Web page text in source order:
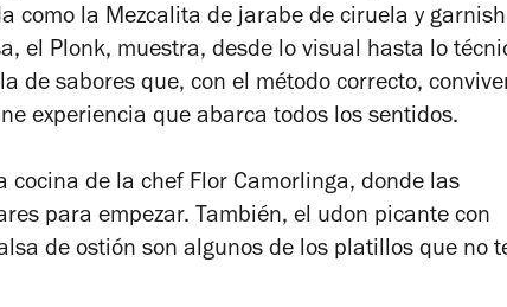
como la Mezcalita de jarabe de ciruela y
el Plonk, muestra, desde lo visual hasta lo
de sabores que, con el método correcto,
experiencia que abarca todos los sentidos.
cocina de la chef Flor Camorlinga, donde las
para empezar. También, el udon picante con
de ostión son algunos de los platillos que no